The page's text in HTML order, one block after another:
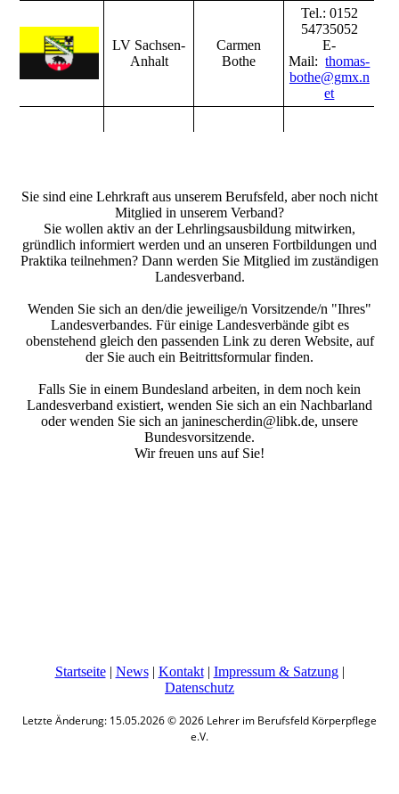
LV Sachsen-
Anhalt
Carmen
Bothe
Tel.: 0152
54735052
E-
Mail:thomas-
bothe@gmx.n
et
Sie sind eine Lehrkraft aus unserem Berufsfeld, aber noch nicht
Mitglied in unserem Verband?
Sie wollen aktiv an der Lehrlingsausbildung mitwirken,
gründlich informiert werden und an unseren Fortbildungen und
Praktika teilnehmen? Dann werden Sie Mitglied im zuständigen
Landesverband.
Wenden Sie sich an den/die jeweilige/n Vorsitzende/n "Ihres"
Landesverbandes. Für einige Landesverbände gibt es
obenstehend gleich den passenden Link zu deren Website, auf
der Sie auch ein Beitrittsformular finden.
Falls Sie in einem Bundesland arbeiten, in dem noch kein
Landesverband existiert, wenden Sie sich an ein Nachbarland
oder wenden Sie sich an janinescherdin@libk.de, unsere
Bundesvorsitzende.
Wir freuen uns auf Sie!
Startseite| News| Kontakt| Impressum & Satzung|
Datenschutz
Letzte Änderung: 15.05.2026 © 2026 Lehrer im Berufsfeld Körperpflege
e.V.